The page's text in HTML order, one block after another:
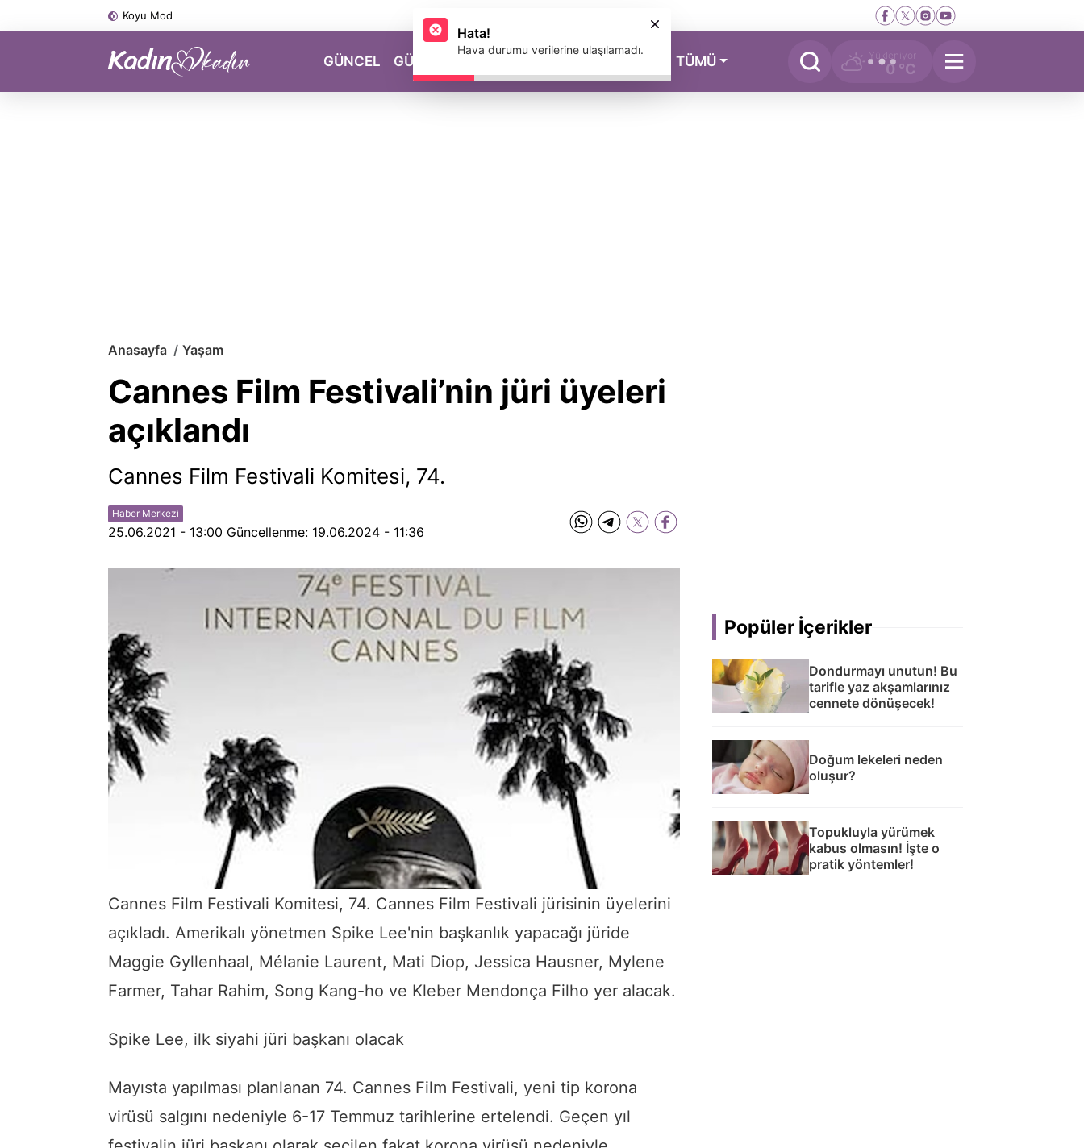
Koyu Mod
GÜNCEL GÜZELLİK MAGAZİN TÜMÜ Yükleniyor
0 °C
Anasayfa Yaşam
Cannes Film Festivali’nin jüri üyeleri
açıklandı
Cannes Film Festivali Komitesi, 74.
Haber Merkezi
25.06.2021 - 13:00 Güncellenme: 19.06.2024 - 11:36
Cannes Film Festivali Komitesi, 74. Cannes Film Festivali jürisinin üyelerini
açıkladı. Amerikalı yönetmen Spike Lee'nin başkanlık yapacağı jüride
Maggie Gyllenhaal, Mélanie Laurent, Mati Diop, Jessica Hausner, Mylene
Farmer, Tahar Rahim, Song Kang-ho ve Kleber Mendonça Filho yer alacak.
Spike Lee, ilk siyahi jüri başkanı olacak
Mayısta yapılması planlanan 74. Cannes Film Festivali, yeni tip korona
virüsü salgını nedeniyle 6-17 Temmuz tarihlerine ertelendi. Geçen yıl
Popüler İçerikler
Dondurmayı unutun! Bu
tarifle yaz akşamlarınız
cennete dönüşecek!
Doğum lekeleri neden
oluşur?
Topukluyla yürümek
kabus olmasın! İşte o
pratik yöntemler!
Hata!
Hava durumu verilerine ulaşılamadı.